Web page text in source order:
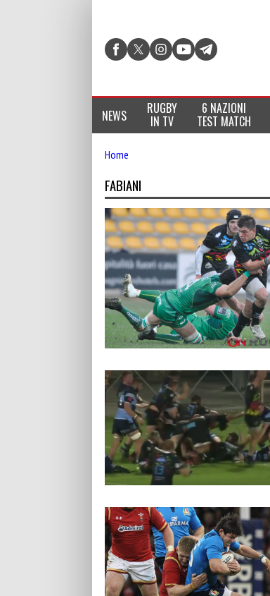
NEWS RUGBY
IN TV
6 NAZIONI
TEST MATCH
Home
FABIANI